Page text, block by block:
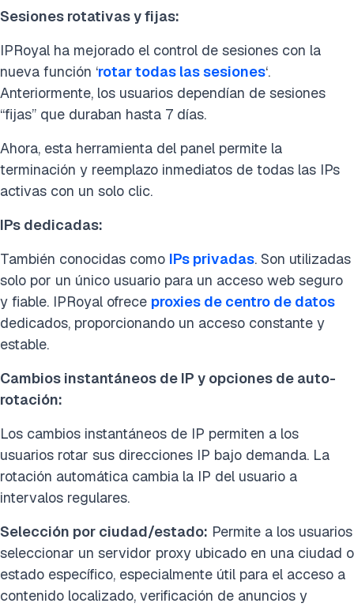
Sesiones rotativas y fijas:
IPRoyal ha mejorado el control de sesiones con la
nueva función ‘rotar todas las sesiones‘.
Anteriormente, los usuarios dependían de sesiones
“fijas” que duraban hasta 7 días.
Ahora, esta herramienta del panel permite la
terminación y reemplazo inmediatos de todas las IPs
activas con un solo clic.
IPs dedicadas:
También conocidas como IPs privadas. Son utilizadas
solo por un único usuario para un acceso web seguro
y fiable. IPRoyal ofrece proxies de centro de datos
dedicados, proporcionando un acceso constante y
estable.
Cambios instantáneos de IP y opciones de auto-
rotación:
Los cambios instantáneos de IP permiten a los
usuarios rotar sus direcciones IP bajo demanda. La
rotación automática cambia la IP del usuario a
intervalos regulares.
Selección por ciudad/estado: Permite a los usuarios
seleccionar un servidor proxy ubicado en una ciudad o
estado específico, especialmente útil para el acceso a
contenido localizado, verificación de anuncios y